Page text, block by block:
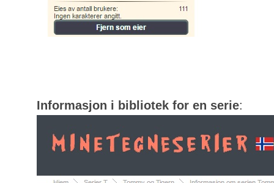
Informasjon i bibliotek for en serie: